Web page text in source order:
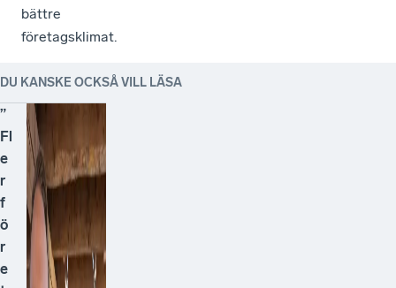
bättre
företagsklimat.
DU KANSKE OCKSÅ VILL LÄSA
”
Fl
e
r
f
ö
r
e